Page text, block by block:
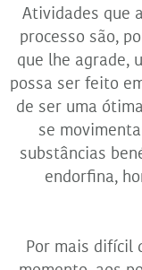
Atividades que
processo são,
que lhe agrade,
possa ser feito
de ser uma
se
substâncias
endorfina,
Por mais difícil